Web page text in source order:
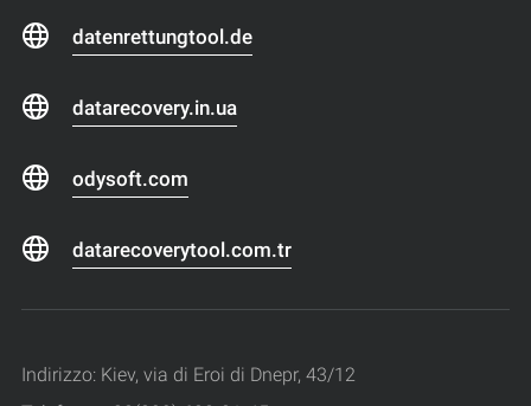
datenrettungtool.de
datarecovery.in.ua
odysoft.com
datarecoverytool.com.tr
Indirizzo: Kiev, via di Eroi di Dnepr, 43/12